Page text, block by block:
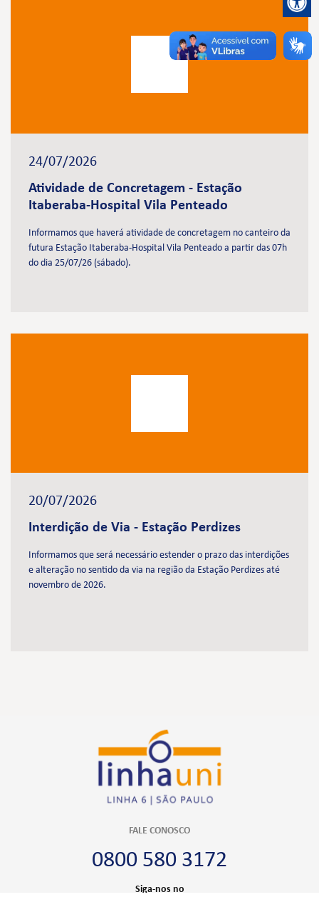
24/07/2026
Atividade de Concretagem - Estação
Itaberaba-Hospital Vila Penteado
Informamos que haverá atividade de concretagem no canteiro da
futura Estação Itaberaba-Hospital Vila Penteado a partir das 07h
do dia 25/07/26 (sábado).
20/07/2026
Interdição de Via - Estação Perdizes
Informamos que será necessário estender o prazo das interdições
e alteração no sentido da via na região da Estação Perdizes até
novembro de 2026.
FALE CONOSCO
0800 580 3172
Siga-nos no